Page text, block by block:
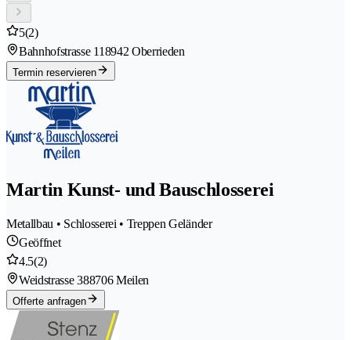
5(2)
Bahnhofstrasse 118942 Oberrieden
Termin reservieren
Martin Kunst- und Bauschlosserei
Metallbau • Schlosserei • Treppen Geländer
Geöffnet
4.5(2)
Weidstrasse 388706 Meilen
Offerte anfragen